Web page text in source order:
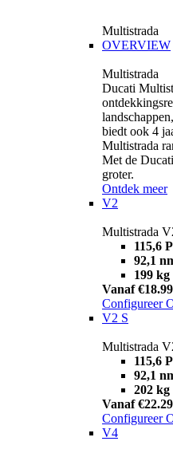
Multistrada
OVERVIEW
Multistrada
Ducati
biedt ook 4
Multistrada
Met de
groter.
Ontdek meer
V2
Multistrada
115,6
92,1
199 kg
Vanaf
Configureer
V2 S
Multistrada
115,6
92,1
202 kg
Vanaf
Configureer
V4